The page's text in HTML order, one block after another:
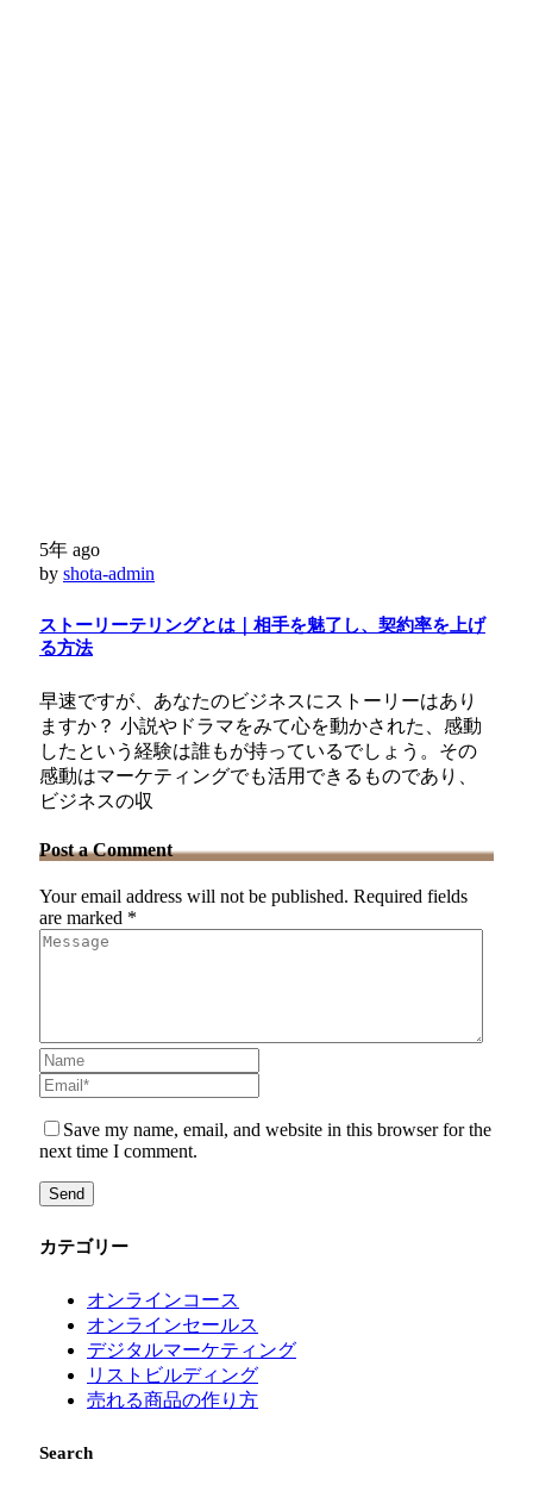
5年 ago
by shota-admin
ストーリーテリングとは｜相手を魅了し、契約率を上げ
る方法
早速ですが、あなたのビジネスにストーリーはあり
ますか？ 小説やドラマをみて心を動かされた、感動
したという経験は誰もが持っているでしょう。その
感動はマーケティングでも活用できるものであり、
ビジネスの収
Post a Comment
Your email address will not be published. Required fields
are marked *
Save my name, email, and website in this browser for the
next time I comment.
カテゴリー
オンラインコース
オンラインセールス
デジタルマーケティング
リストビルディング
売れる商品の作り方
Search